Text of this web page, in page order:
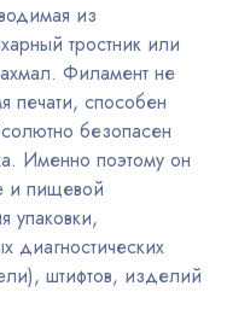
из
тростник или
Филамент не
печати, способен
безопасен
Именно поэтому он
и пищевой
упаковки,
диагностических
штифтов, изделий